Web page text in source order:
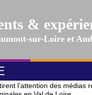
&
sur-Loire et
l’attention des médias